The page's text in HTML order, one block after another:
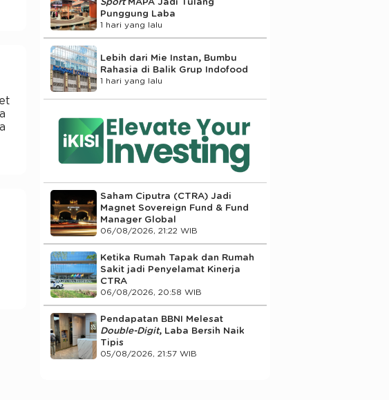
Sport MAPA Jadi Tulang
Punggung Laba
1 hari yang lalu
Lebih dari Mie Instan, Bumbu
Rahasia di Balik Grup Indofood
1 hari yang lalu
Saham Ciputra (CTRA) Jadi
Magnet Sovereign Fund & Fund
Manager Global
06/08/2026, 21:22 WIB
Ketika Rumah Tapak dan Rumah
Sakit jadi Penyelamat Kinerja
CTRA
06/08/2026, 20:58 WIB
Pendapatan BBNI Melesat
Double-Digit, Laba Bersih Naik
Tipis
05/08/2026, 21:57 WIB